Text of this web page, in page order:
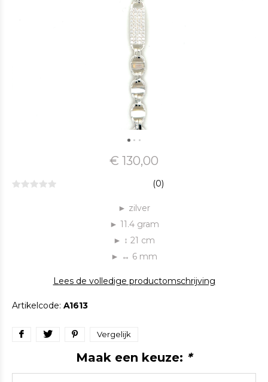
€ 130,00
(0)
► zilver
► 11.4 gram
► ↕ 21 cm
► ↔ 6 mm
Lees de volledige productomschrijving
Artikelcode: A1613
Vergelijk
Maak een keuze: *